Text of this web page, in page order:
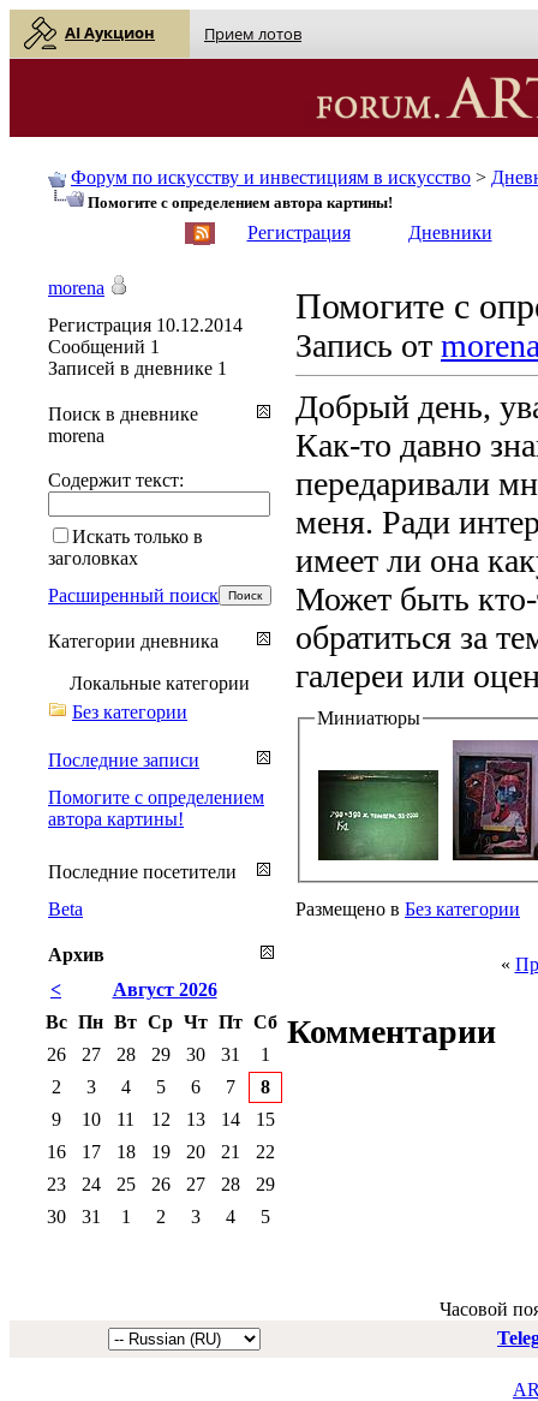
AI Аукцион Прием лотов
Форум по искусству и инвестициям в искусство >
Помогите с определением автора картины!
Регистрация Дневники
Помогите с
Запись от
Добрый день,
Как-то давно
передаривали
меня. Ради
имеет ли она
Может быть кто-
обратиться за
галереи или
Миниатюры
Размещено в Без категории
«
Комментарии
morena
Регистрация 10.12.2014
Сообщений 1
Записей в дневнике 1
Поиск в дневнике
morena
Содержит текст:
Искать только в
заголовках
Расширенный поиск
Категории дневника
Локальные категории
Без категории
Последние записи
Помогите с определением
автора картины!
Последние посетители
Beta
Архив
<
Август 2026
Вс Пн Вт Ср Чт Пт Сб
26
27 28 29 30 31
1
2
3 4 5 6 7
8
9
10 11 12 13 14
15
16
17 18 19 20 21
22
23
24 25 26 27 28
29
30
31 1 2 3 4 5
Часовой